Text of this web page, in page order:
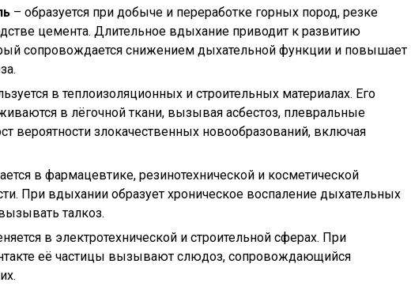
– образуется при добыче и переработке горных пород, резке
цемента. Длительное вдыхание приводит к развитию
сопровождается снижением дыхательной функции и повышает
в теплоизоляционных и строительных материалах. Его
в лёгочной ткани, вызывая асбестоз, плевральные
вероятности злокачественных новообразований, включая
в фармацевтике, резинотехнической и косметической
При вдыхании образует хроническое воспаление дыхательных
талкоз.
в электротехнической и строительной сферах. При
её частицы вызывают слюдоз, сопровождающийся